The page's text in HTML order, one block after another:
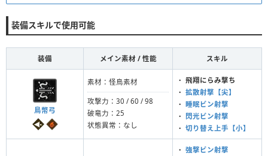
装備スキルで使用可能
装備 メイン素材 / 性能 スキル
鳥幣弓
素材：怪鳥素材
攻撃力：30 / 60 / 98
破竜力：25
状態異常：なし
・ 飛翔にらみ撃ち
・ 拡散射撃【尖】
・ 睡眠ビン射撃
・
閃光ビン射撃
・ 切り替え上手【小】
・ 強撃ビン射撃